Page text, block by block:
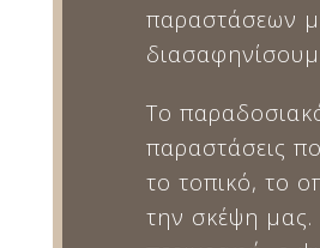
παραστάσεων
Το
παραστάσεις
το τοπικό, το
την σκέψη μας.